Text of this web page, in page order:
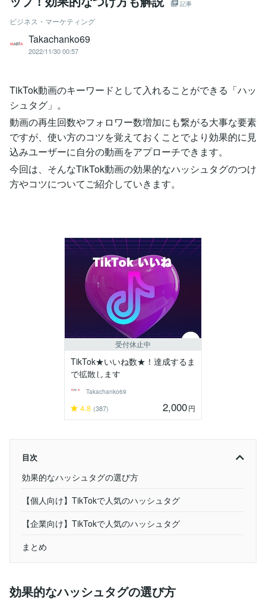
記事
ビジネス・マーケティング
Takachanko69
2022/11/30 00:57
TikTok動画のキーワードとして入れることができる「ハッ
シュタグ」。
動画の再生回数やフォロワー数増加にも繋がる大事な要素
ですが、使い方のコツを覚えておくことでより効果的に見
込みユーザーに自分の動画をアプローチできます。
今回は、そんなTikTok動画の効果的なハッシュタグのつけ
方やコツについてご紹介していきます。
受付休止中
TikTok★いいね数★！達成するま
で拡散します
Takachanko69
4.8 (387) 2,000円
目次
効果的なハッシュタグの選び方
【個人向け】TikTokで人気のハッシュタグ
【企業向け】TikTokで人気のハッシュタグ
まとめ
効果的なハッシュタグの選び方